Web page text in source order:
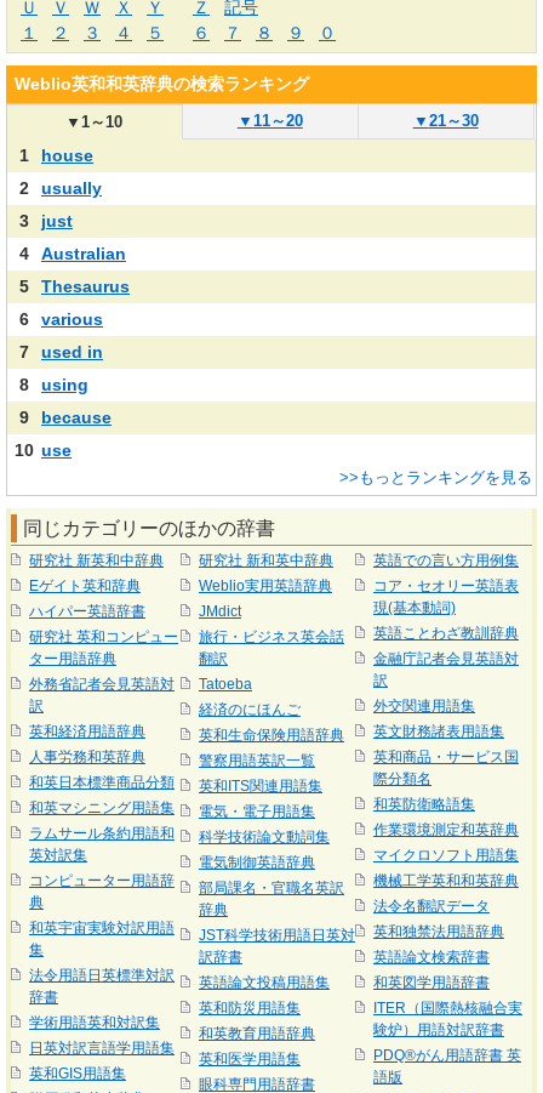
Ｕ Ｖ Ｗ Ｘ Ｙ Ｚ
記号
１
２ ３ ４ ５ ６ ７ ８ ９ ０
Weblio英和和英辞典の検索ランキング
▼1～10 ▼ 11～20 ▼ 21～30
1
house
2
usually
3
just
4
Australian
5
Thesaurus
6
various
7
used in
8
using
9
because
10 use
>>もっとランキングを見る
同じカテゴリーのほかの辞書
研究社 新英和中辞典
Eゲイト英和辞典
ハイパー英語辞書
研究社 英和コンピュー
ター用語辞典
外務省記者会見英語対
訳
英和経済用語辞典
人事労務和英辞典
和英日本標準商品分類
和英マシニング用語集
ラムサール条約用語和
英対訳集
コンピューター用語辞
典
和英宇宙実験対訳用語
集
法令用語日英標準対訳
辞書
学術用語英和対訳集
日英対訳言語学用語集
英和GIS用語集
研究社 新和英中辞典
Weblio実用英語辞典
JMdict
旅行・ビジネス英会話
翻訳
Tatoeba
経済のにほんご
英和生命保険用語辞典
警察用語英訳一覧
英和ITS関連用語集
電気・電子用語集
科学技術論文動詞集
電気制御英語辞典
部局課名・官職名英訳
辞典
JST科学技術用語日英対
訳辞書
英語論文投稿用語集
英和防災用語集
和英教育用語辞典
英和医学用語集
眼科専門用語辞書
英語での言い方用例集
コア・セオリー英語表
現(基本動詞)
英語ことわざ教訓辞典
金融庁記者会見英語対
訳
外交関連用語集
英文財務諸表用語集
英和商品・サービス国
際分類名
和英防衛略語集
作業環境測定和英辞典
マイクロソフト用語集
機械工学英和和英辞典
法令名翻訳データ
英和独禁法用語辞典
英語論文検索辞書
和英図学用語辞書
ITER（国際熱核融合実
験炉）用語対訳辞書
PDQ®がん用語辞書 英
語版